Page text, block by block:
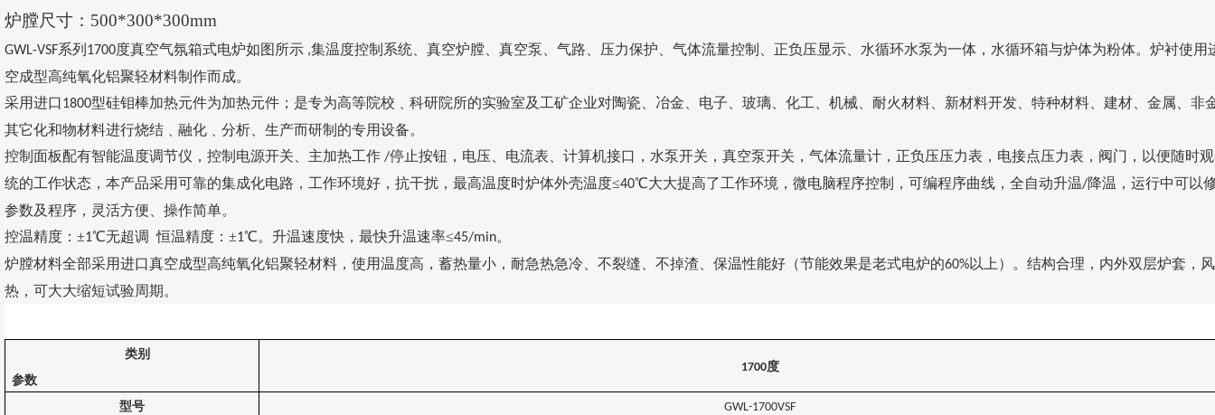
炉膛尺寸：500*300*300mm
GWL-VSF系列 1700度真空气氛箱式电炉如图所示 ,集温度控制系统、真空炉膛、真空泵、气路、压力保护、气体流量控制、正负压显示、水循环水泵为一体，水循环箱与炉体为粉体。炉衬使用
空成型高纯氧化铝聚轻材料制作而成。
采用进口1800型硅钼棒加热元件为加热元件；是专为高等院校﹑科研院所的实验室及工矿企业对陶瓷、冶金、电子、玻璃、化工、机械、耐火材料、新材料开发、特种材料 建材 、金属、非
其它化和物材料进行烧结﹑融化﹑分析、生产而研制的专用设备。
控制面板配有智能温度调节仪，控制电源开关、主加热工作 /停止按钮，电压、电流表、计算机接口，水泵开关，真空泵开关，气体流量计，正负压压力表，电接点压力表，阀门，以便随时
统的工作状态，本产品采用可靠的集成化电路，工作环境好，抗干扰，最高温度时炉体外壳温度≤40℃大大提高了工作环境，微电脑程序控制，可编程序曲线，全自动升温/降温，运行中可以
参数及程序，灵活方便、操作简单。
控温精度： ±1℃无超调 恒温精度：±1℃。升温速度快，最快升温速率≤45/min。
炉膛材料全部采用进口真空成型高纯氧化铝聚轻材料，使用温度高，蓄热量小，耐急热急冷、不裂缝、不掉渣、保温性能好（节能效果是老式电炉的60%以上）。结构合理，内外双层炉套，
热，可大大缩短试验周期。
类别
参数
1700度
型号
GWL-1700VSF